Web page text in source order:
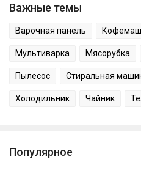
Важные темы
Варочная панель
Мультиварка Мясорубка
Пылесос Стиральная
Холодильник Чайник
Популярное